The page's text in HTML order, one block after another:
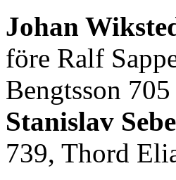
Johan
före Ralf
Bengtsson
Stanislav
739, Thord